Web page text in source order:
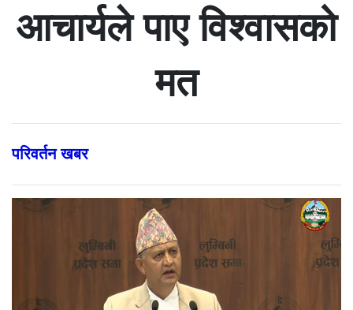
आचार्यले पाए विश्वासको
मत
परिवर्तन खबर